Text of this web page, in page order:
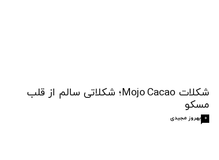
شکلات Mojo Cacao؛ شکلاتی سالم از قلب
مسکو
بهروز مجیدی 0